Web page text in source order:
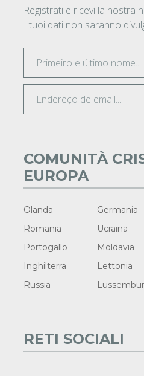
Registrati e ricevi la nostra
I tuoi dati non saranno
COMUNITÀ
EUROPA
Olanda Germania
Romania
Ucraina
Portogallo
Moldavia
Inghilterra
Lettonia
Russia
RETI SOCIALI